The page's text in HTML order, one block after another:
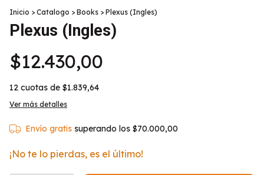
Inicio > Catalogo > Books > Plexus (Ingles)
Plexus (Ingles)
$12.430,00
12 cuotas de $1.839,64
Ver más detalles
Envío gratis superando los $70.000,00
¡No te lo pierdas, es el último!